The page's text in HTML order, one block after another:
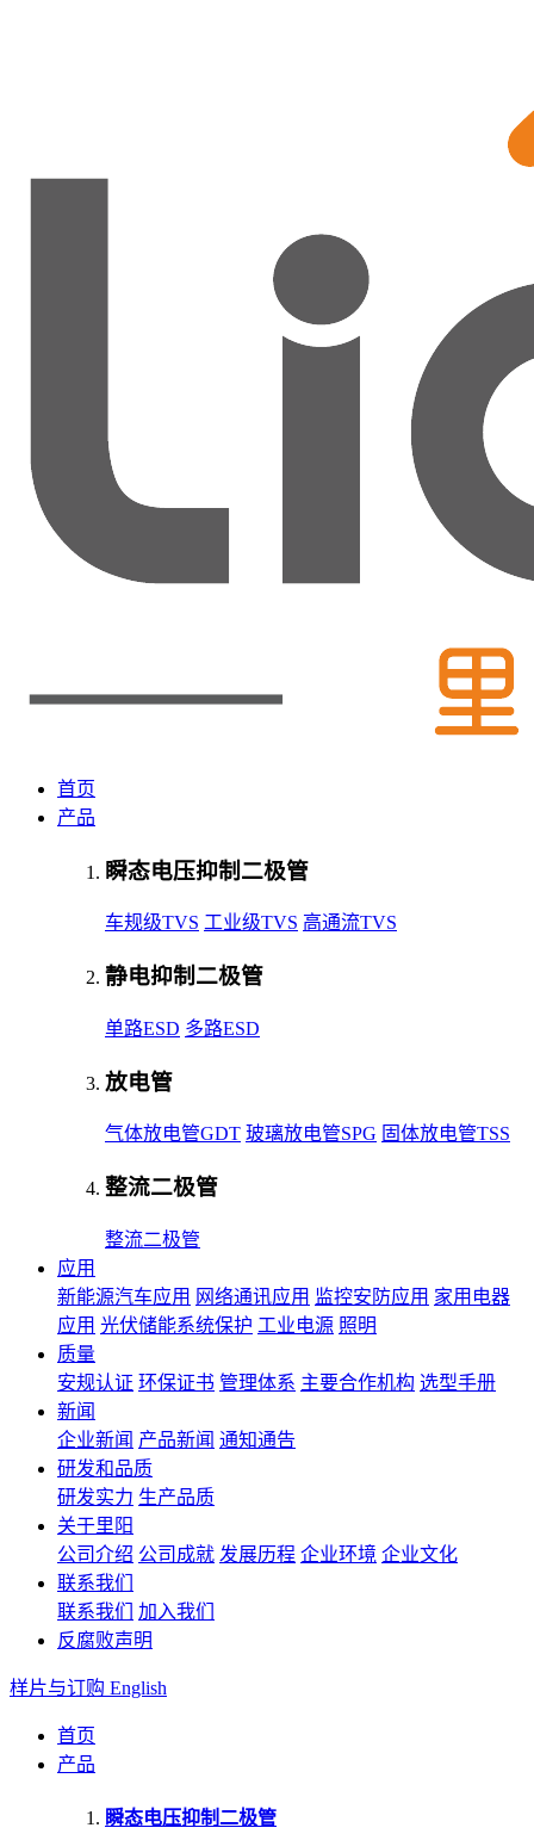
首页
产品
瞬态电压抑制二极管
车规级TVS 工业级TVS 高通流TVS
静电抑制二极管
单路ESD 多路ESD
放电管
气体放电管GDT 玻璃放电管SPG 固体放电管TSS
整流二极管
整流二极管
应用
新能源汽车应用 网络通讯应用 监控安防应用 家用电器
应用 光伏储能系统保护 工业电源 照明
质量
安规认证 环保证书 管理体系 主要合作机构 选型手册
新闻
企业新闻 产品新闻 通知通告
研发和品质
研发实力 生产品质
关于里阳
公司介绍 公司成就 发展历程 企业环境 企业文化
联系我们
联系我们
加入我们
反腐败声明
样片与订购 English
首页
产品
瞬态电压抑制二极管